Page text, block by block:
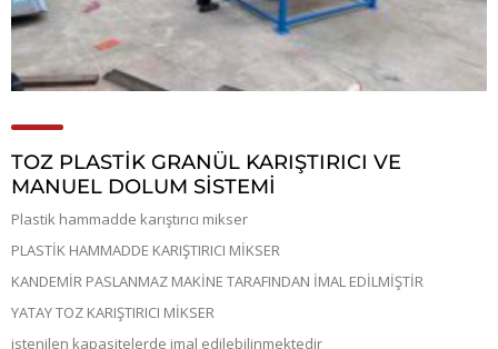
TOZ PLASTİK GRANÜL KARIŞTIRICI VE
MANUEL DOLUM SİSTEMİ
Plastik hammadde karıştırıcı mikser
PLASTİK HAMMADDE KARIŞTIRICI MİKSER
KANDEMİR PASLANMAZ MAKİNE TARAFINDAN İMAL EDİLMİŞTİR
YATAY TOZ KARIŞTIRICI MİKSER
istenilen kapasitelerde imal edilebilinmektedir